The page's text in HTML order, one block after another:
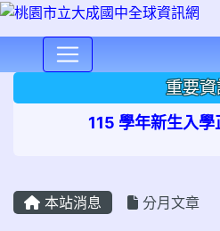
重要資
115 學年新生入
本站消息 分月文章